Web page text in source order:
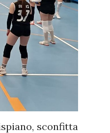
sconfitta